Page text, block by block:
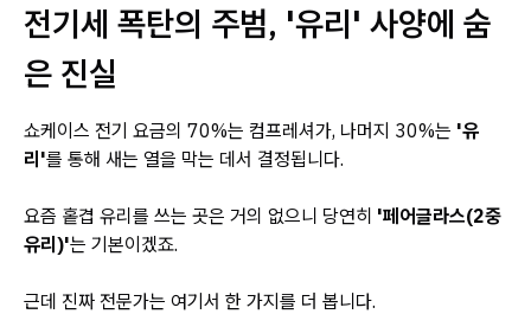
전기세 폭탄의 주범, '유리' 사양에 숨
은 진실
쇼케이스 전기 요금의 70%는 컴프레셔가, 나머지 30%는 '유
리'를 통해 새는 열을 막는 데서 결정됩니다.
요즘 홑겹 유리를 쓰는 곳은 거의 없으니 당연히 '페어글라스(2중
유리)'는 기본이겠죠.
근데 진짜 전문가는 여기서 한 가지를 더 봅니다.